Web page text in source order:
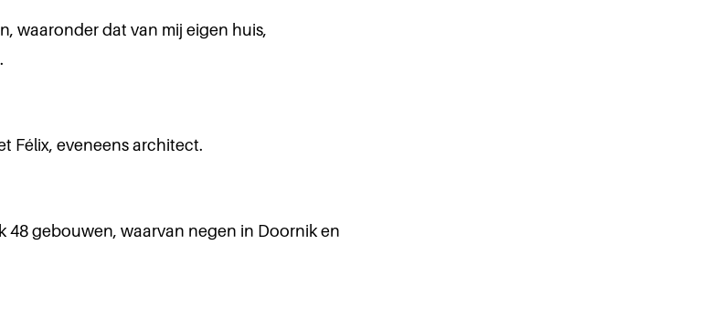
waaronder dat van mij eigen huis,
Félix, eveneens architect.
48 gebouwen, waarvan negen in Doornik en